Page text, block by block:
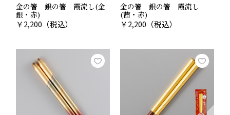
金の箸 銀の箸 霞流し(金
銀・赤)
￥2,200 （税込）
金の箸 銀の箸 霞流し
(茜・赤)
￥2,200 （税込）